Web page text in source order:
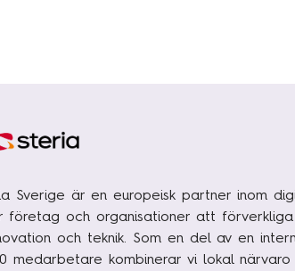
Sverige är en europeisk partner inom
företag och organisationer att förverkliga
och teknik. Som en del av en
medarbetare kombinerar vi lokal